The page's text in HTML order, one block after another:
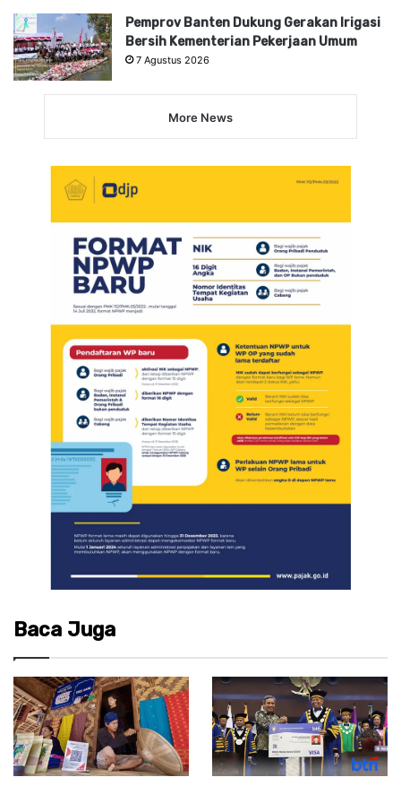
Pemprov Banten Dukung Gerakan Irigasi
Bersih Kementerian Pekerjaan Umum
7 Agustus 2026
More News
Baca Juga